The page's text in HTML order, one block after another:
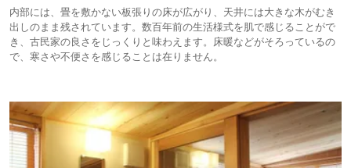
内部には、畳を敷かない板張りの床が広がり、天井には大きな木がむき
出しのまま残されています。数百年前の生活様式を肌で感じることがで
き、古民家の良さをじっくりと味わえます。床暖などがそろっているの
で、寒さや不便さを感じることは在りません。